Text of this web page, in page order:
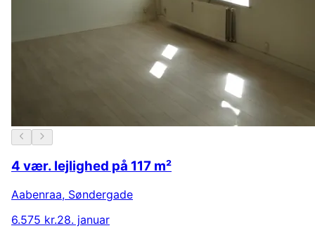
4 vær. lejlighed på 117 m²
Aabenraa, Søndergade
6.575 kr.28. januar